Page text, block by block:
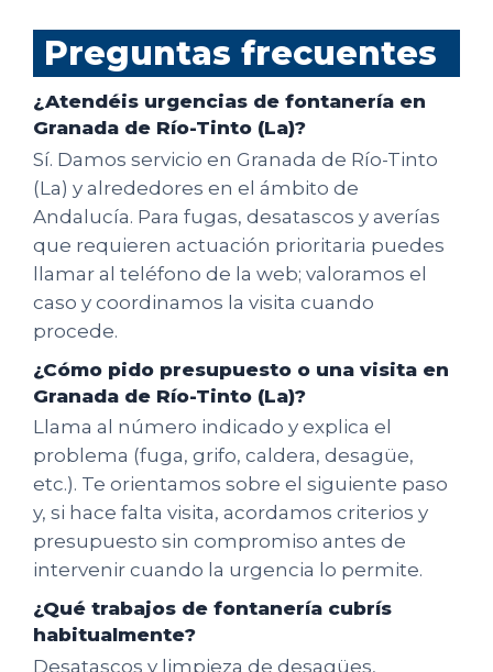
Preguntas frecuentes
¿Atendéis urgencias de fontanería en
Granada de Río-Tinto (La)?
Sí. Damos servicio en Granada de Río-Tinto
(La) y alrededores en el ámbito de
Andalucía. Para fugas, desatascos y averías
que requieren actuación prioritaria puedes
llamar al teléfono de la web; valoramos el
caso y coordinamos la visita cuando
procede.
¿Cómo pido presupuesto o una visita en
Granada de Río-Tinto (La)?
Llama al número indicado y explica el
problema (fuga, grifo, caldera, desagüe,
etc.). Te orientamos sobre el siguiente paso
y, si hace falta visita, acordamos criterios y
presupuesto sin compromiso antes de
intervenir cuando la urgencia lo permite.
¿Qué trabajos de fontanería cubrís
habitualmente?
Desatascos y limpieza de desagües,